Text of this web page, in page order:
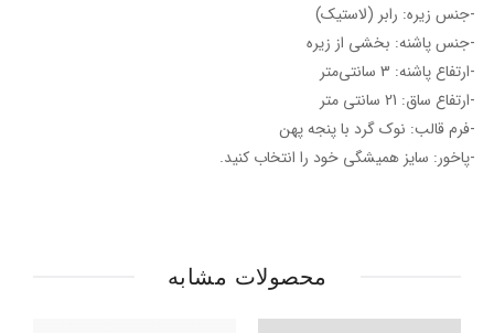
-جنس زیره: رابر (لاستیک)
-جنس پاشنه: بخشی از زیره
-ارتفاع پاشنه: 3 سانتی‌متر
-ارتفاع ساق: 21 سانتی متر
-فرم قالب: نوک گرد با پنجه پهن
-پاخور: سایز همیشگی خود را انتخاب کنید.
محصولات مشابه